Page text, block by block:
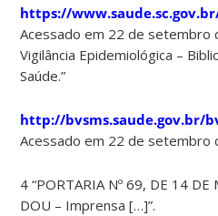
https://
Acessado em 22 de setembro
Vigilância Epidemiológica –
Saúde.”
http://bvsms.saude.gov.br/
Acessado em 22 de setembro
4 “PORTARIA Nº 69, DE 14
DOU – Imprensa […]”.